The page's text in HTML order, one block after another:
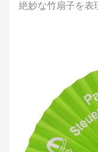
絶妙な竹扇子を表